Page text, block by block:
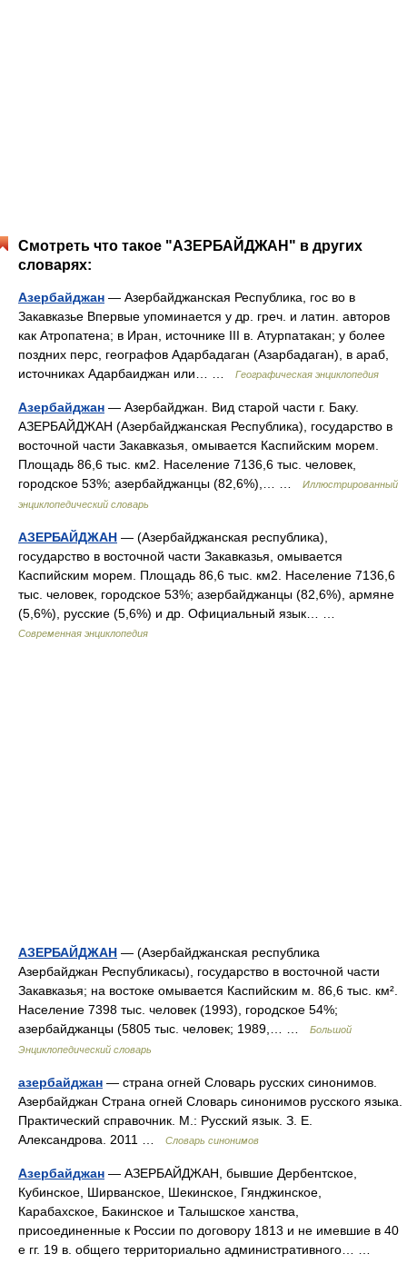
Смотреть что такое "АЗЕРБАЙДЖАН" в других
словарях:
Азербайджан — Азербайджанская Республика, гос во в
Закавказье Впервые упоминается у др. греч. и латин. авторов
как Атропатена; в Иран, источнике III в. Атурпатакан; у более
поздних перс, географов Адарбадаган (Азарбадаган), в араб,
источниках Адарбаиджан или… …
Географическая энциклопедия
Азербайджан — Азербайджан. Вид старой части г. Баку.
АЗЕРБАЙДЖАН (Азербайджанская Республика), государство в
восточной части Закавказья, омывается Каспийским морем.
Площадь 86,6 тыс. км2. Население 7136,6 тыс. человек,
городское 53%; азербайджанцы (82,6%),… …
Иллюстрированный
энциклопедический словарь
АЗЕРБАЙДЖАН — (Азербайджанская республика),
государство в восточной части Закавказья, омывается
Каспийским морем. Площадь 86,6 тыс. км2. Население 7136,6
тыс. человек, городское 53%; азербайджанцы (82,6%), армяне
(5,6%), русские (5,6%) и др. Официальный язык… …
Современная энциклопедия
АЗЕРБАЙДЖАН — (Азербайджанская республика
Азербайджан Республикасы), государство в восточной части
Закавказья; на востоке омывается Каспийским м. 86,6 тыс. км².
Население 7398 тыс. человек (1993), городское 54%;
азербайджанцы (5805 тыс. человек; 1989,… …
Большой
Энциклопедический словарь
азербайджан — страна огней Словарь русских синонимов.
Азербайджан Страна огней Словарь синонимов русского языка.
Практический справочник. М.: Русский язык. З. Е.
Александрова. 2011 …
Словарь синонимов
Азербайджан — АЗЕРБАЙДЖАН, бывшие Дербентское,
Кубинское, Ширванское, Шекинское, Гянджинское,
Карабахское, Бакинское и Талышское ханства,
присоединенные к России по договору 1813 и не имевшие в 40
е гг. 19 в. общего территориально административного… …